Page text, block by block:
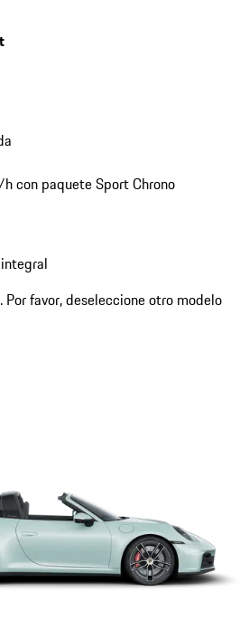
con paquete Sport Chrono
favor, deseleccione otro modelo